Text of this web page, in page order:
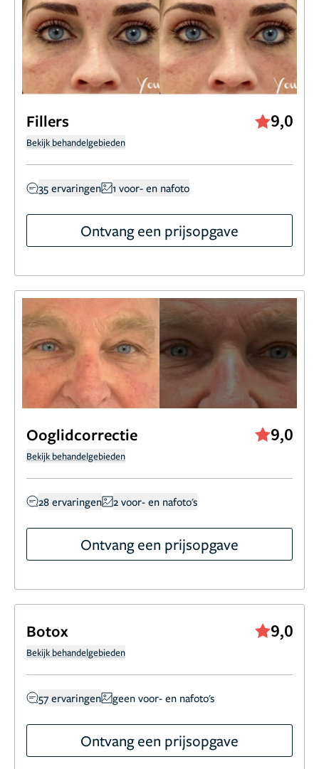
Fillers 9,0
Bekijk behandelgebieden
35 ervaringen 1 voor- en nafoto
Ontvang een prijsopgave
Ooglidcorrectie 9,0
Bekijk behandelgebieden
28 ervaringen 2 voor- en nafoto's
Ontvang een prijsopgave
Botox 9,0
Bekijk behandelgebieden
57 ervaringen geen voor- en nafoto's
Ontvang een prijsopgave